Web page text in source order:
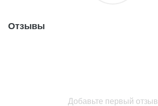
Отзывы
Добавьте первый отзыв